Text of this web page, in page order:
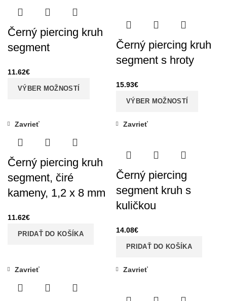
Černý piercing kruh
segment
11.62€
VÝBER MOŽNOSTÍ
Černý piercing kruh
segment s hroty
15.93€
VÝBER MOŽNOSTÍ
Zavrieť
Černý piercing kruh
segment, čiré
kameny, 1,2 x 8 mm
11.62€
PRIDAŤ DO KOŠÍKA
Zavrieť
Černý piercing
segment kruh s
kuličkou
14.08€
PRIDAŤ DO KOŠÍKA
Zavrieť Zavrieť